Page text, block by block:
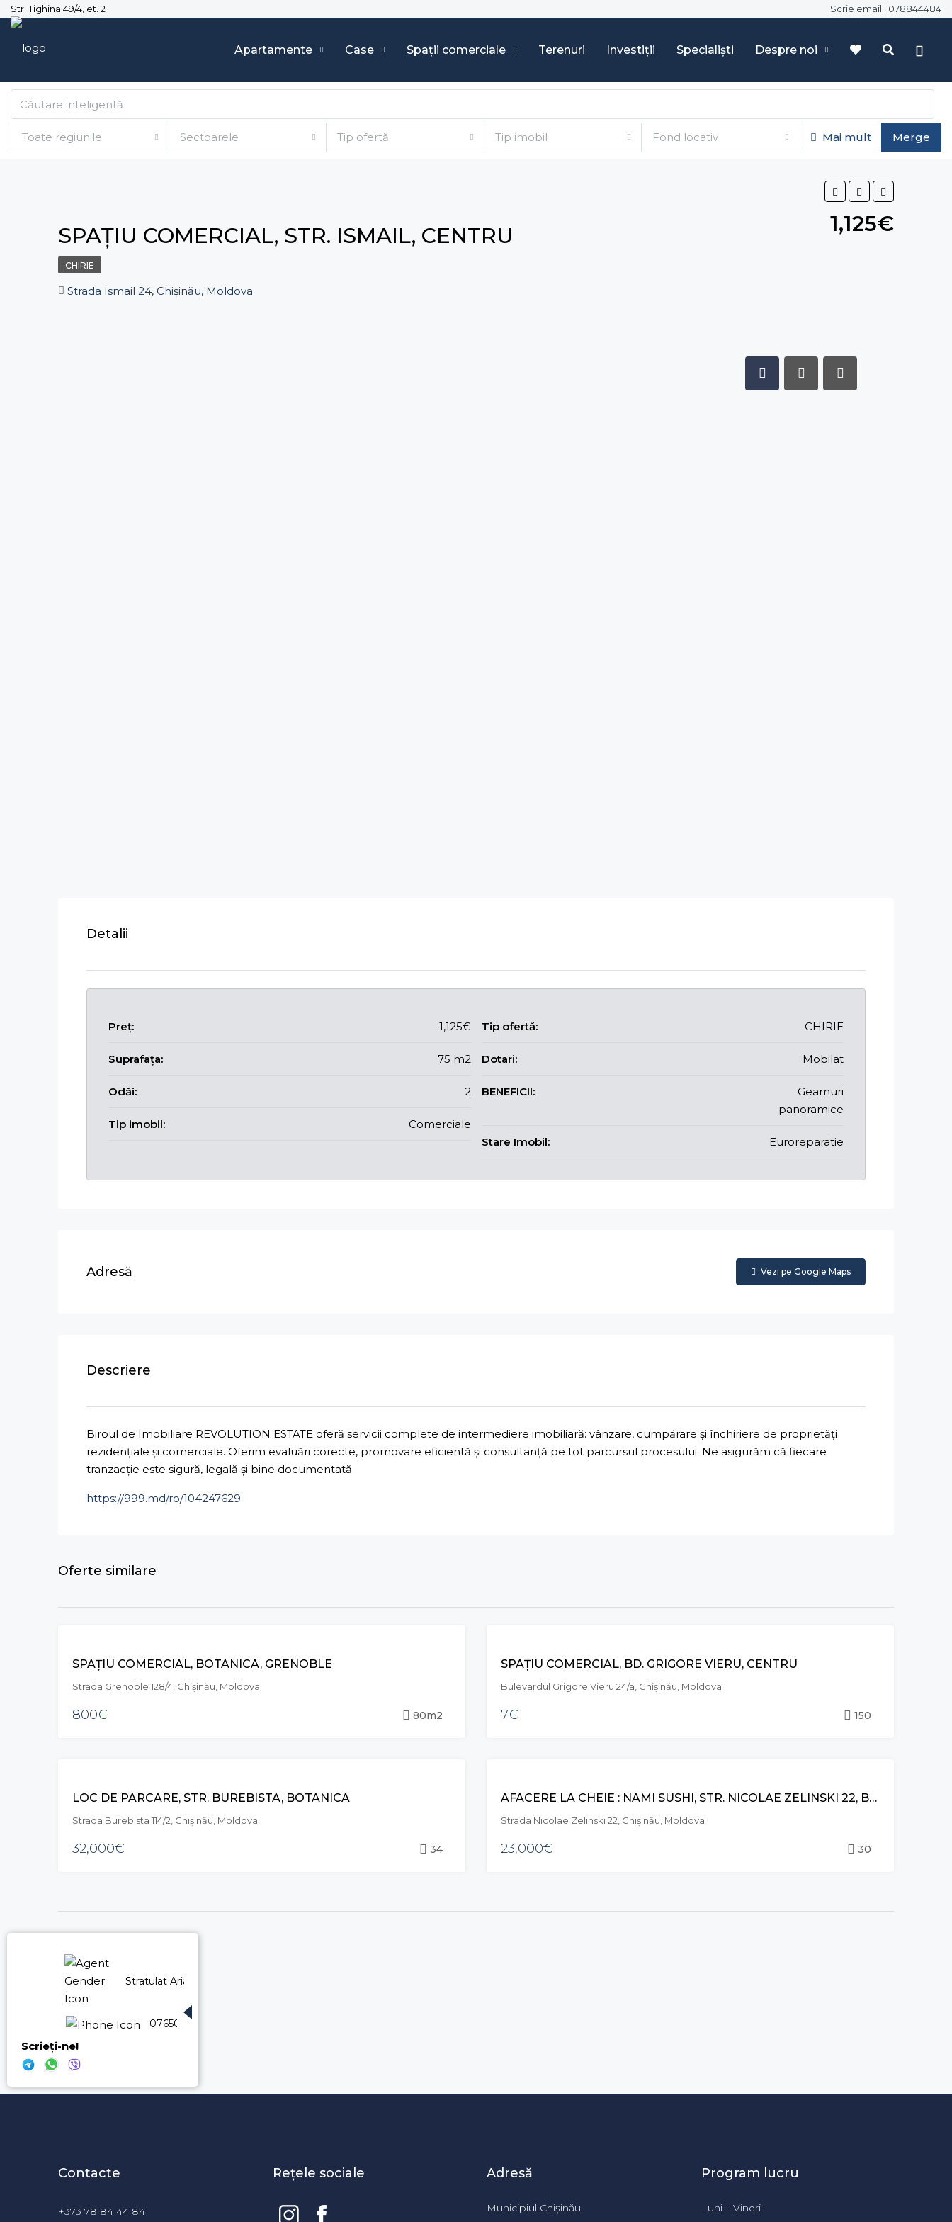
Str. Tighina 49/4, et. 2 Scrie email | 078844484
Apartamente Case Spații comerciale Terenuri Investiții Specialiști Despre noi
Toate regiunile Sectoarele Tip ofertă Tip imobil Fond locativ Mai mult Merge
SPAȚIU COMERCIAL, STR. ISMAIL, CENTRU 1,125€
CHIRIE
Strada Ismail 24, Chișinău, Moldova
Detalii
Preț: 1,125€
Suprafața: 75 m2
Odăi: 2
Tip imobil: Comerciale
Tip ofertă: CHIRIE
Dotari: Mobilat
BENEFICII:
Geamuri
panoramice
Stare Imobil: Euroreparatie
Adresă Vezi pe Google Maps
Descriere
Biroul de Imobiliare REVOLUTION ESTATE oferă servicii complete de intermediere imobiliară: vânzare, cumpărare și închiriere de proprietăți
rezidențiale și comerciale. Oferim evaluări corecte, promovare eficientă și consultanță pe tot parcursul procesului. Ne asigurăm că fiecare
tranzacție este sigură, legală și bine documentată.
https://999.md/ro/104247629
Oferte similare
SPAȚIU COMERCIAL, BOTANICA, GRENOBLE
Strada Grenoble 128/4, Chișinău, Moldova
800€ 80m2
SPAȚIU COMERCIAL, BD. GRIGORE VIERU, CENTRU
Bulevardul Grigore Vieru 24/a, Chișinău, Moldova
7€ 150
LOC DE PARCARE, STR. BUREBISTA, BOTANICA
Strada Burebista 114/2, Chișinău, Moldova
32,000€ 34
AFACERE LA CHEIE : NAMI SUSHI, STR. NICOLAE ZELINSKI 22, BOTANICA
Strada Nicolae Zelinski 22, Chișinău, Moldova
23,000€ 30
Stratulat Ariadna
076509609
Scrieți-ne!
Contacte
+373 78 84 44 84
Rețele sociale Adresă
Municipiul Chișinău
Program lucru
Luni – Vineri